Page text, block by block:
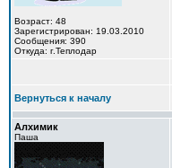
Возраст: 48
Зарегистрирован: 19.03.2010
Сообщения: 390
Откуда: г.Теплодар
Вернуться к началу
Алхимик
Паша